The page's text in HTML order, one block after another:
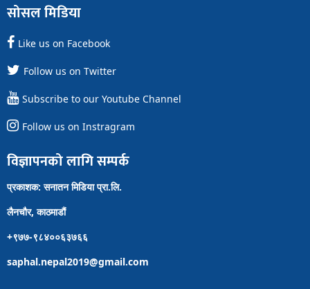
सोसल मिडिया
Like us on Facebook
Follow us on Twitter
Subscribe to our Youtube Channel
Follow us on Instragram
विज्ञापनको लागि सम्पर्क
प्रकाशक: सनातन मिडिया प्रा.लि.
लैनचौर, काठमाडौं
+९७७-९८४००६३७६६
saphal.nepal2019@gmail.com